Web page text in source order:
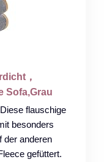
，
Sofa,Grau
flauschige
besonders
der anderen
gefüttert.